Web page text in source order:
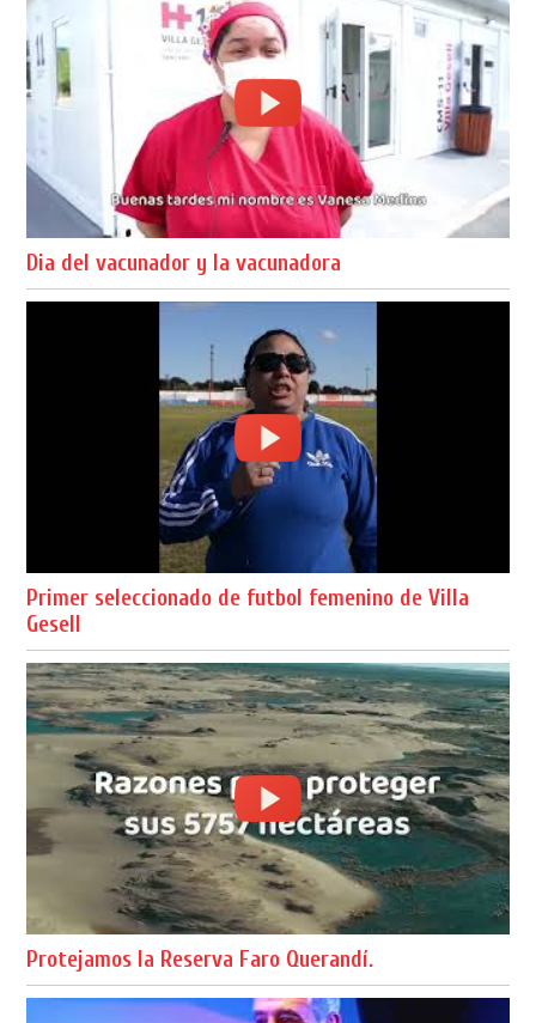
Dia del vacunador y la vacunadora
Primer seleccionado de futbol femenino de Villa
Gesell
Protejamos la Reserva Faro Querandí.